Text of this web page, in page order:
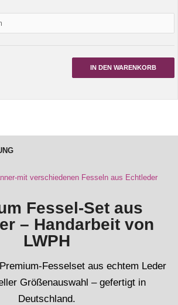
IN DEN WARENKORB
Fessel-Set aus
– Handarbeit von
LWPH
Fesselset aus echtem Leder
Größenauswahl – gefertigt in
Deutschland.